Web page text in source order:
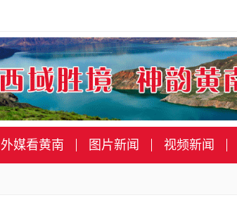
外媒看黄南 图片新闻 视频新闻